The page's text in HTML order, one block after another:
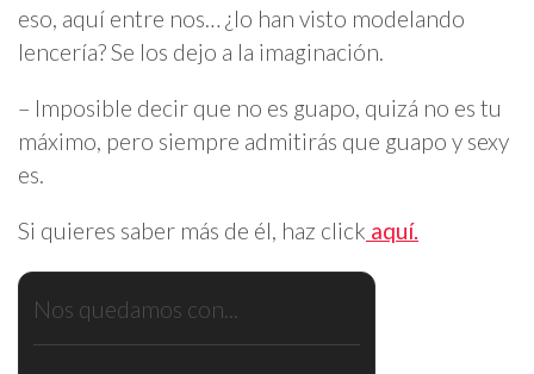
eso, aquí entre nos… ¿lo han visto modelando
lencería? Se los dejo a la imaginación.
– Imposible decir que no es guapo, quizá no es tu
máximo, pero siempre admitirás que guapo y sexy
es.
Si quieres saber más de él, haz click aquí.
Nos quedamos con...